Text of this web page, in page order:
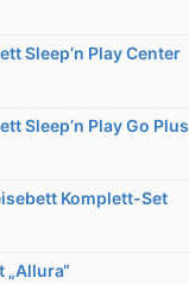
Sleep’n Play Center
Sleep’n Play Go Plus
Komplett-Set
„Allura“